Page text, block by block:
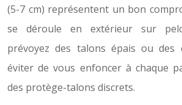
(5-7 cm) représentent un bon
se déroule en extérieur sur
prévoyez des talons épais ou des
éviter de vous enfoncer à chaque
des protège-talons discrets.